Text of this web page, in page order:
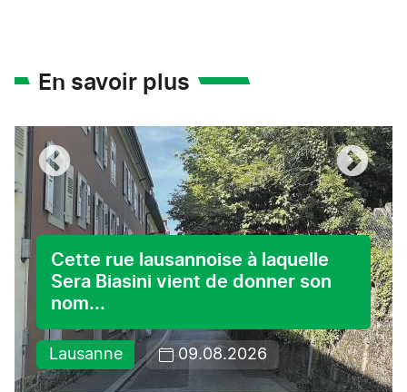
En savoir plus
Cette rue lausannoise à laquelle
Sera Biasini vient de donner son
nom...
Lausanne 09.08.2026